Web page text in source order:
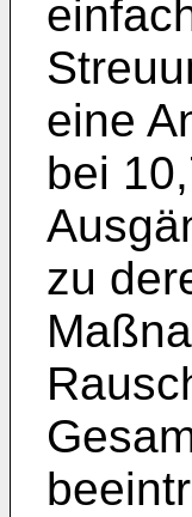
eine
bei
zu